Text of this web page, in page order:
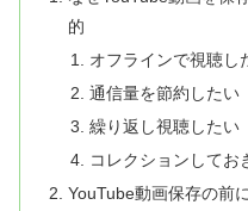
的
オフラインで視聴し
通信量を節約したい
繰り返し視聴したい
コレクションしてお
YouTube動画保存の前